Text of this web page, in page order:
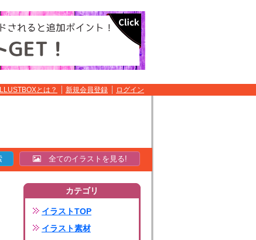
ILLUSTBOXとは？ 新規会員登録 ログイン
全てのイラストを見る!
カテゴリ
イラストTOP
イラスト素材